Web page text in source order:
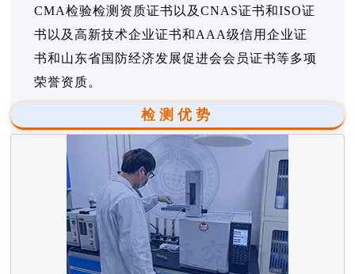
CMA检验检测资质证书以及CNAS证书和ISO证
书以及高新技术企业证书和AAA级信用企业证
书和山东省国防经济发展促进会会员证书等多项
荣誉资质。
检测优势